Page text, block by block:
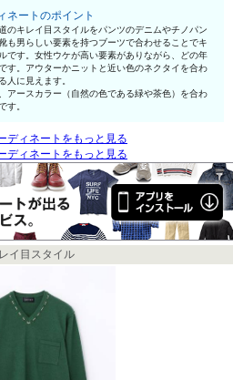
ネートのポイント
のキレイ目スタイルをパンツのデニムやチノパン
も男らしい要素を持つブーツで合わせることでキ
です。女性ウケが高い要素がありながら、どの年
す。アウターかニットと近い色のネクタイを合わ
人に見えます。
アースカラー（自然の色である緑や茶色）を合わ
す。
ディネートをもっと見る
ディネートをもっと見る
イ目スタイル